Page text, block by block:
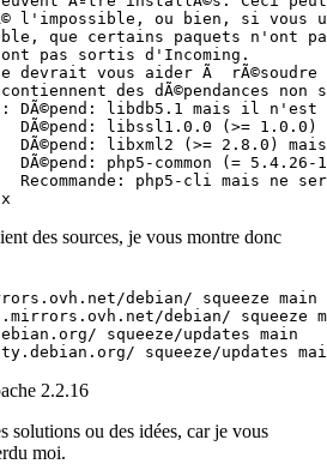
l'impossible, ou bien, si
que certains paquets n'ont
pas sortis d'Incoming.
devrait vous aider Ã
des dÃ©pendances
: DÃ©pend: libdb5.1 mais il
DÃ©pend: libssl1.0.0 (>= 1.0.0)
DÃ©pend: libxml2 (>= 2.8.0)
DÃ©pend: php5-common (=
Recommande: php5-cli mais ne
des sources, je vous montre donc
debian/ squeeze main
debian/ squeeze
squeeze/updates main
squeeze/updates
2.2.16
solutions ou des idées, car je vous
moi.